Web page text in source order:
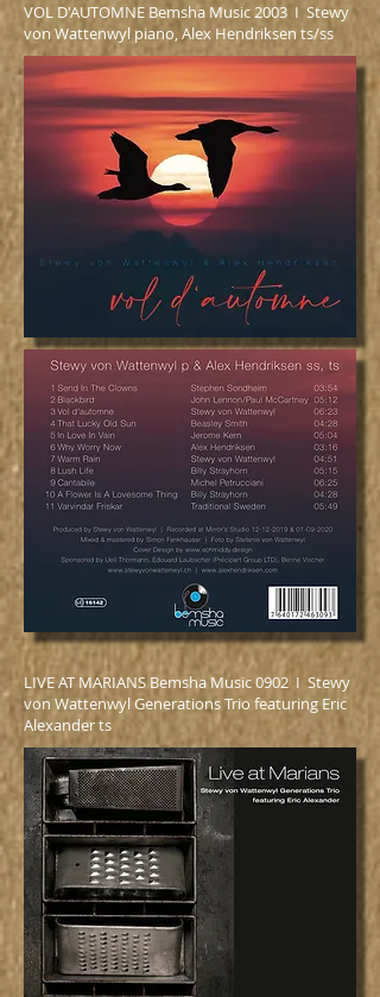
VOL D'AUTOMNE Bemsha Music 2003 I Stewy
von Wattenwyl piano, Alex Hendriksen ts/ss
LIVE AT MARIANS Bemsha Music 0902 I Stewy
von Wattenwyl Generations Trio featuring Eric
Alexander ts